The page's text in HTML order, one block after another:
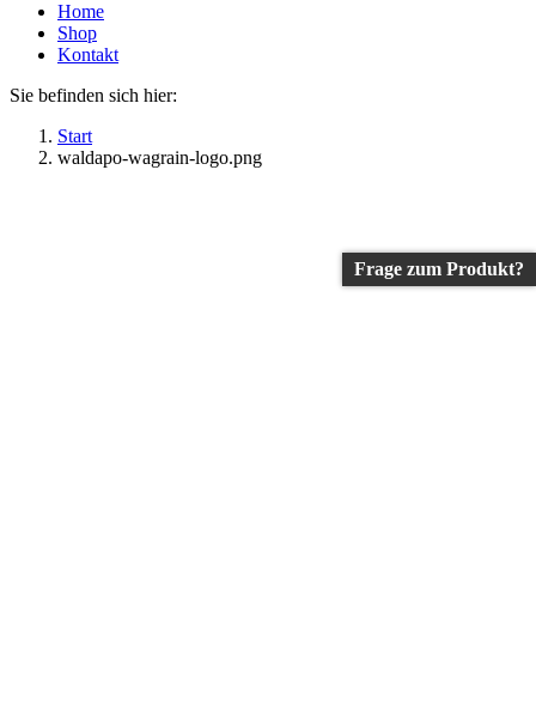
Home
Shop
Kontakt
Sie befinden sich hier:
Start
waldapo-wagrain-logo.png
Frage zum Produkt?